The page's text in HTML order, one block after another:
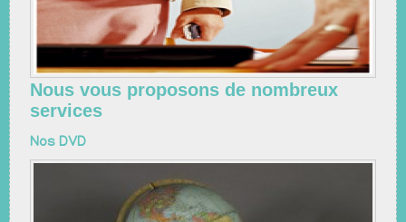
Nous vous proposons de nombreux
services
Nos DVD